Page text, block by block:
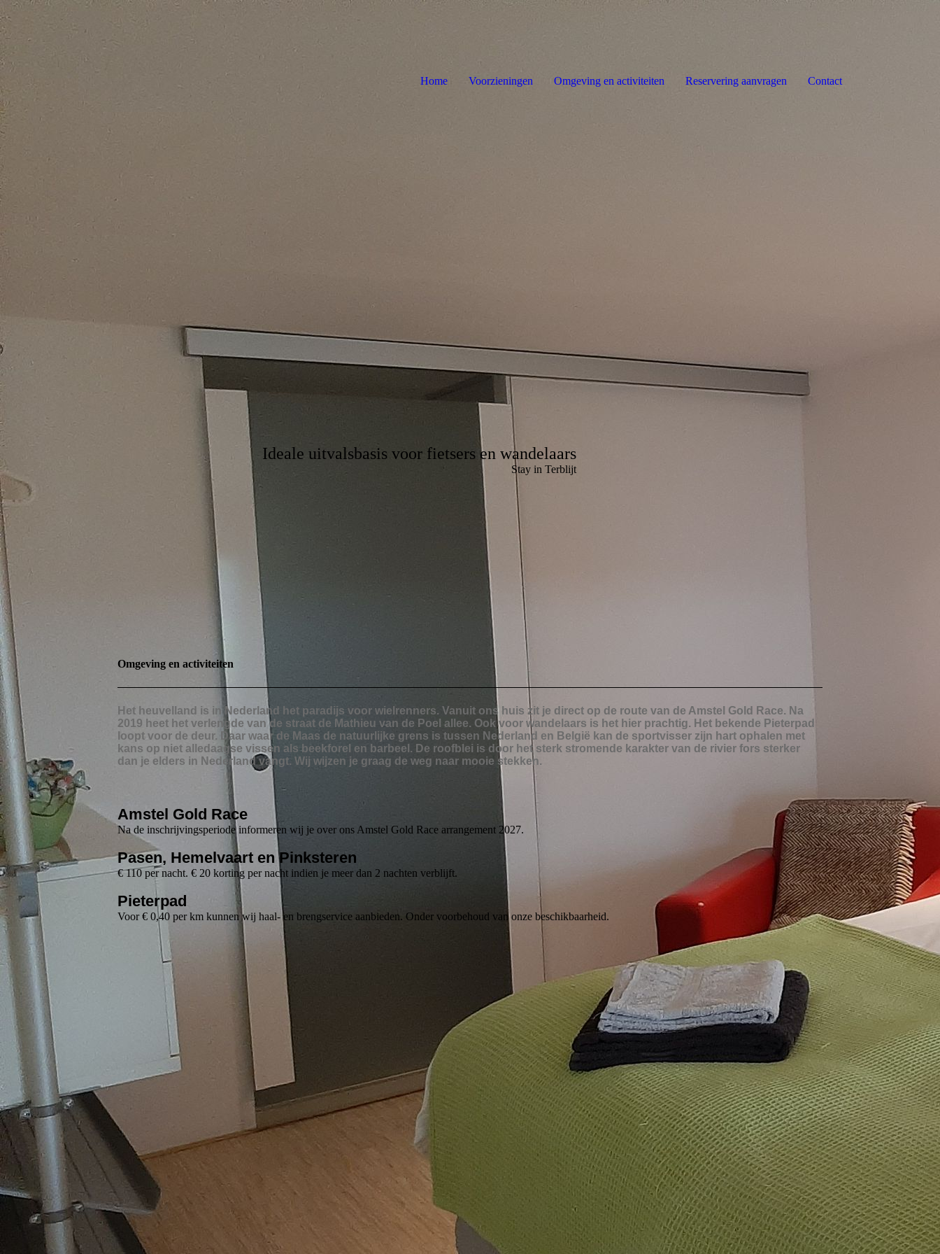
Home Voorzieningen Omgeving en activiteiten Reservering aanvragen Contact
Ideale uitvalsbasis voor fietsers en wandelaars
Stay in Terblijt
Omgeving en activiteiten
Het heuvelland is in Nederland het paradijs voor wielrenners. Vanuit ons huis zit je direct op de route van de Amstel Gold Race. Na
2019 heet het verlengde van de straat de Mathieu van de Poel allee. Ook voor wandelaars is het hier prachtig. Het bekende Pieterpad
loopt voor de deur. Daar waar de Maas de natuurlijke grens is tussen Nederland en België kan de sportvisser zijn hart ophalen met
kans op niet alledaagse vissen als beekforel en barbeel. De roofblei is door het sterk stromende karakter van de rivier fors sterker
dan je elders in Nederland vangt. Wij wijzen je graag de weg naar mooie stekken.
Amstel Gold Race
Na de inschrijvingsperiode informeren wij je over ons Amstel Gold Race arrangement 2027.
Pasen, Hemelvaart en Pinksteren
€ 110 per nacht. € 20 korting per nacht indien je meer dan 2 nachten verblijft.
Pieterpad
Voor € 0,40 per km kunnen wij haal- en brengservice aanbieden. Onder voorbehoud van onze beschikbaarheid.